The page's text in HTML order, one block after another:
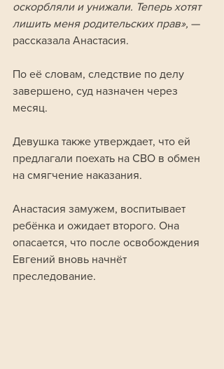
оскорбляли и унижали. Теперь хотят
лишить меня родительских прав», —
рассказала Анастасия.
По её словам, следствие по делу
завершено, суд назначен через
месяц.
Девушка также утверждает, что ей
предлагали поехать на СВО в обмен
на смягчение наказания.
Анастасия замужем, воспитывает
ребёнка и ожидает второго. Она
опасается, что после освобождения
Евгений вновь начнёт
преследование.